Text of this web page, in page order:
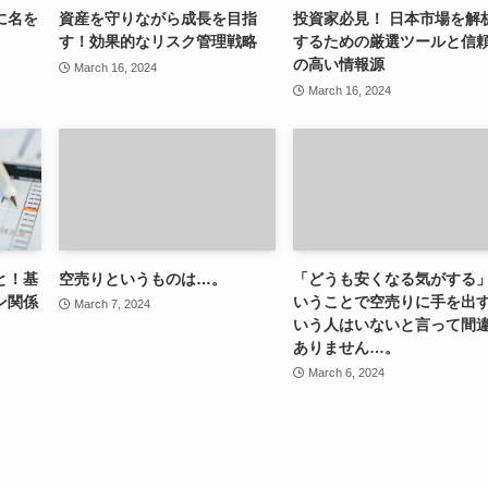
名を
資産を守りながら成長を目指
す！効果的なリスク管理戦略
March 16, 2024
投資家必見！ 日本市場を解
するための厳選ツールと信
の高い情報源
March 16, 2024
！基
関係
空売りというものは…。
March 7, 2024
「どうも安くなる気がする
いうことで空売りに手を出
いう人はいないと言って間
ありません…。
March 6, 2024